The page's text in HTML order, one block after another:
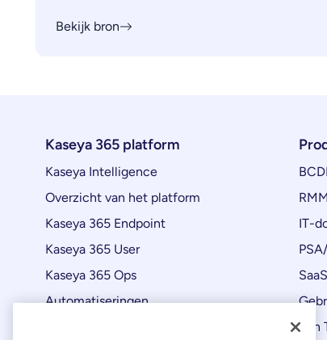
Bekijk bron
Kaseya 365 platform
Kaseya Intelligence
Overzicht van het platform
Kaseya 365 Endpoint
Kaseya 365 User
Kaseya 365 Ops
Automatiseringen
IT-
Pen